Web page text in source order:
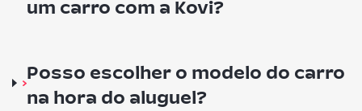
Posso escolher o modelo do carro
na hora do aluguel?